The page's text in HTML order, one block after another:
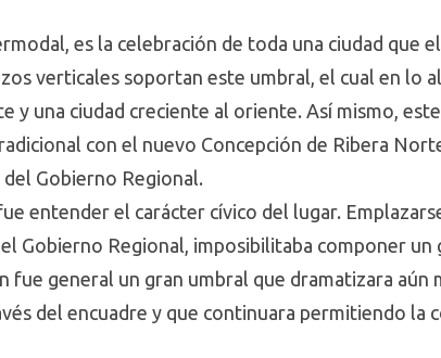
es la celebración de toda una ciudad que
verticales soportan este umbral, el cual en lo
una ciudad creciente al oriente. Así mismo,
con el nuevo Concepción de Ribera
Gobierno Regional.
entender el carácter cívico del lugar.
Gobierno Regional, imposibilitaba componer un
general un gran umbral que dramatizara aún
del encuadre y que continuara permitiendo la